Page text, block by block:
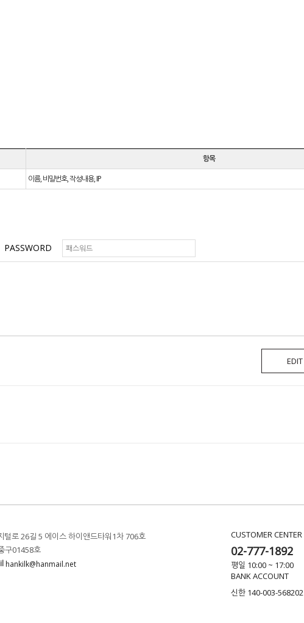
항목
이름, 비밀번호, 작성내용, IP
PASSWORD
EDIT
털로 26길 5 에이스 하이앤드타워1차 706호
구01458호
hankilk@hanmail.net
CUSTOMER CENTER
02-777-1892
평일 10:00 ~ 17:00
BANK ACCOUNT
신한 140-003-568202